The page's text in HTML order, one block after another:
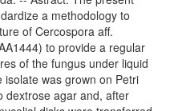
a methodology to
of Cercospora aff.
to provide a regular
of the fungus under liquid
isolate was grown on Petri
dextrose agar and, after